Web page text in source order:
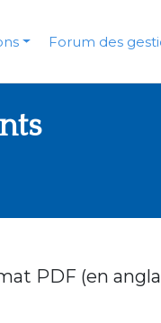
Forum des
PDF (en